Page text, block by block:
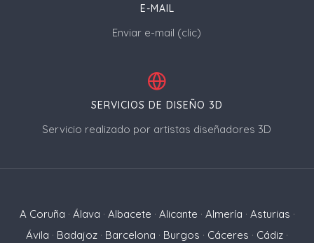
E-MAIL
Enviar e-mail (clic)
SERVICIOS DE DISEÑO 3D
Servicio realizado por artistas diseñadores 3D
A Coruña · Álava · Albacete · Alicante · Almería · Asturias ·
Ávila · Badajoz · Barcelona · Burgos · Cáceres · Cádiz ·